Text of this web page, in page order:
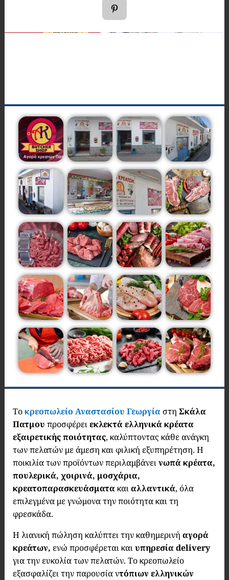
Τοκρεοπωλείο Αναστασίου Γεωργίαστη Σκάλα
Πατμου προσφέρειεκλεκτά ελληνικά κρέατα
εξαιρετικής ποιότητας, καλύπτοντας κάθε ανάγκη
των πελατών με άμεση και φιλική εξυπηρέτηση. Η
ποικιλία των προϊόντων περιλαμβάνεινωπά κρέατα,
πουλερικά, χοιρινά, μοσχάρια,
κρεατοπαρασκευάσματακαιαλλαντικά, όλα
επιλεγμένα με γνώμονα την ποιότητα και τη
φρεσκάδα.
Η λιανική πώληση καλύπτει την καθημερινή αγορά
κρεάτων, ενώ προσφέρεται καιυπηρεσία delivery
για την ευκολία των πελατών. Το κρεοπωλείο
εξασφαλίζει την παρουσία ντόπιων ελληνικών